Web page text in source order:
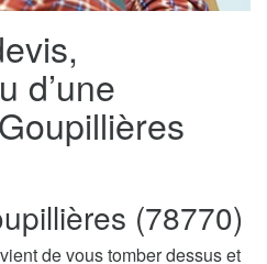
d’une
(78770)
de vous tomber dessus et